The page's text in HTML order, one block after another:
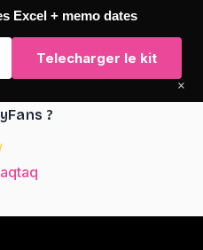
?
Excel + memo dates
Telecharger le kit
×